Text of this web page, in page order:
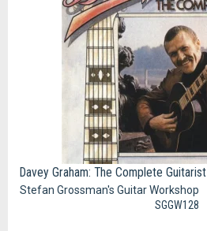
Davey Graham: The Complete Guitarist
Stefan Grossman's Guitar Workshop
SGGW128